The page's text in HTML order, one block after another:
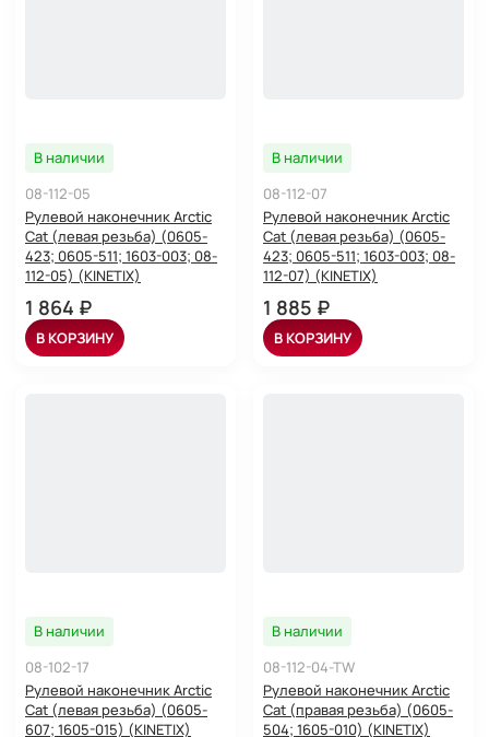
В наличии
08-112-05
Рулевой наконечник Arctic
Cat (левая резьба) (0605-
423; 0605-511; 1603-003; 08-
112-05) (KINETIX)
1 864 ₽
В КОРЗИНУ
В наличии
08-112-07
Рулевой наконечник Arctic
Cat (левая резьба) (0605-
423; 0605-511; 1603-003; 08-
112-07) (KINETIX)
1 885 ₽
В КОРЗИНУ
В наличии
08-102-17
Рулевой наконечник Arctic
Cat (левая резьба) (0605-
607; 1605-015) (KINETIX)
В наличии
08-112-04-TW
Рулевой наконечник Arctic
Cat (правая резьба) (0605-
504; 1605-010) (KINETIX)